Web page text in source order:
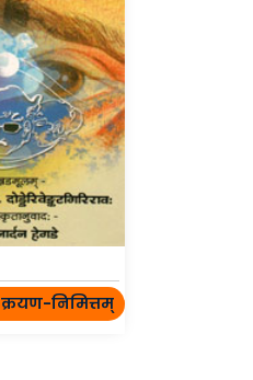
क्रयण-निमित्तम्